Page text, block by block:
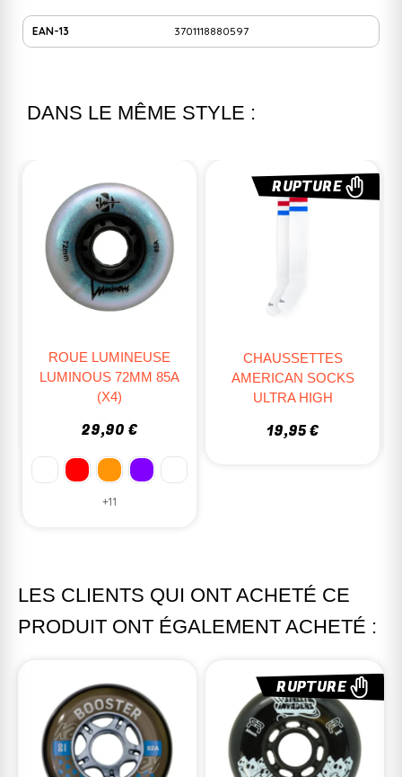
EAN-13 3701118880597
DANS LE MÊME STYLE :
ROUE LUMINEUSE
LUMINOUS 72MM 85A
(X4)
29,90 €
+11
RUPTURE
CHAUSSETTES
AMERICAN SOCKS
ULTRA HIGH
19,95 €
LES CLIENTS QUI ONT ACHETÉ CE
PRODUIT ONT ÉGALEMENT ACHETÉ :
RUPTURE